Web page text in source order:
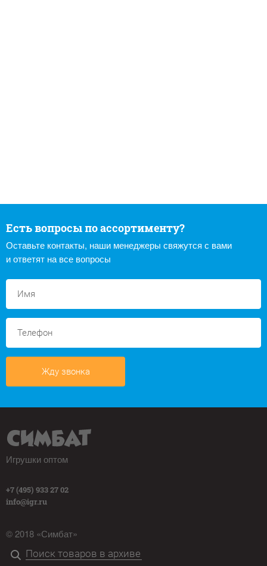
Есть вопросы по ассортименту?
Оставьте контакты, наши менеджеры свяжутся с вами
и ответят на все вопросы
Жду звонка
Игрушки оптом
+7 (495) 933 27 02
info@igr.ru
© 2018 «Симбат»